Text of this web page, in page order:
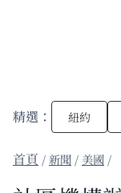
精選： 紐約
/新聞 / 美國 /